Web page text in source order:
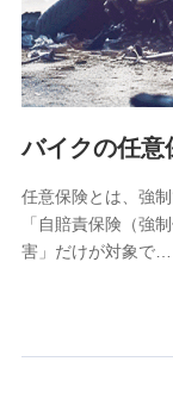
ペットメデ
(https://
リトルファ
(https://
2.共同募集を行
郵便、電話、お
しくは委託を受
関する情報を提
た維持管理等の
（なお、当社は
バイクの任意
任意保険とは、強
「自賠責保険（強
害」だけが対象で…